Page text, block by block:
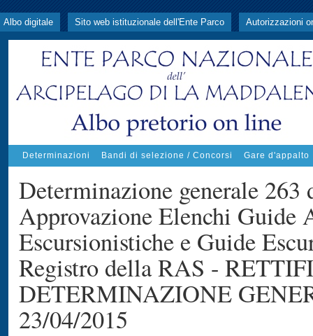
Albo digitale Sito web istituzionale dell'Ente Parco Autorizzazioni
Determinazioni Bandi di selezione / Concorsi Gare d'appalto
Determinazione generale
Approvazione Elenchi Guide
Escursionistiche e Guide
Registro della RAS -
DETERMINAZIONE
23/04/2015